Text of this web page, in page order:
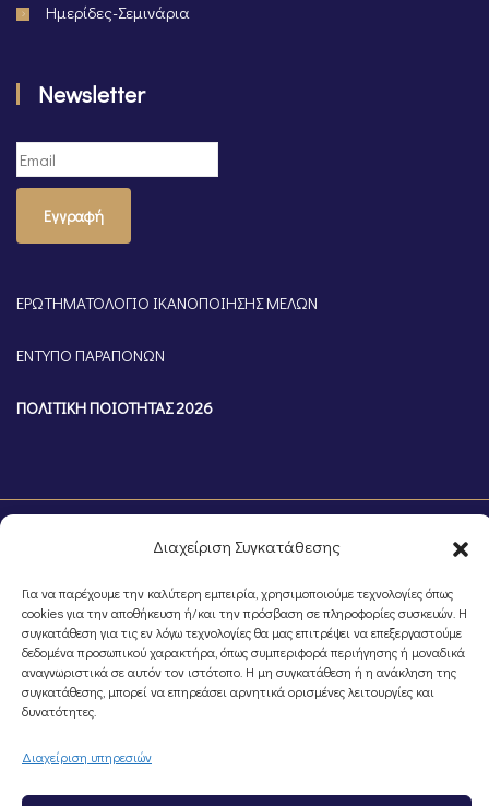
Διαχείριση Συγκατάθεσης
Για να παρέχουμε την καλύτερη εμπειρία, χρησιμοποιούμε τεχνολογίες όπως
cookies για την αποθήκευση ή/και την πρόσβαση σε πληροφορίες συσκευών. Η
συγκατάθεση για τις εν λόγω τεχνολογίες θα μας επιτρέψει να επεξεργαστούμε
δεδομένα προσωπικού χαρακτήρα, όπως συμπεριφορά περιήγησης ή μοναδικά
αναγνωριστικά σε αυτόν τον ιστότοπο. Η μη συγκατάθεση ή η ανάκληση της
συγκατάθεσης, μπορεί να επηρεάσει αρνητικά ορισμένες λειτουργίες και
δυνατότητες.
Διαχείριση υπηρεσιών
Ημερίδες-Σεμινάρια
Newsletter
Εγγραφή
ΕΡΩΤΗΜΑΤΟΛΟΓΙΟ ΙΚΑΝΟΠΟΙΗΣΗΣ ΜΕΛΩΝ
ΕΝΤΥΠΟ ΠΑΡΑΠΟΝΩΝ
ΠΟΛΙΤΙΚΗ ΠΟΙΟΤΗΤΑΣ 2026
©Portal Επιμελητηρίου Ημαθίας, Powered byKnowledge A.E.